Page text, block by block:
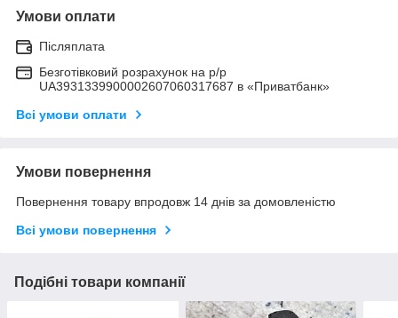
Умови оплати
Післяплата
Безготівковий розрахунок на р/р
UA3931339900002607060317687 в «Приватбанк»
Всі умови оплати
Умови повернення
Повернення товару впродовж 14 днів за домовленістю
Всі умови повернення
Подібні товари компанії